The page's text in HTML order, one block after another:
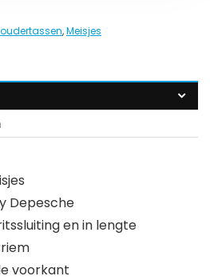
,Meisjes
Depesche
en in lengte
voorkant